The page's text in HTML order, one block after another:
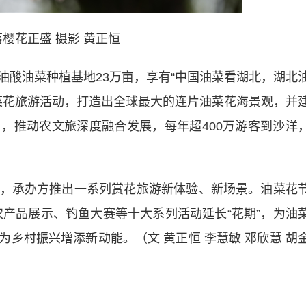
花正盛 摄影 黄正恒
菜种植基地23万亩，享有“中国油菜看湖北，湖北
旅游活动，打造出全球最大的连片油菜花海景观，并
推动农文旅深度融合发展，每年超400万游客到沙洋，
办方推出一系列赏花旅游新体验、新场景。油菜花
品展示、钓鱼大赛等十大系列活动延长“花期”，为油
乡村振兴增添新动能。（文 黄正恒 李慧敏 邓欣慧 胡